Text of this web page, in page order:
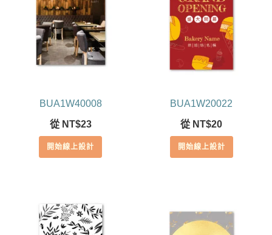
BUA1W40008
從 NT$23
開始線上設計
BUA1W20022
從 NT$20
開始線上設計